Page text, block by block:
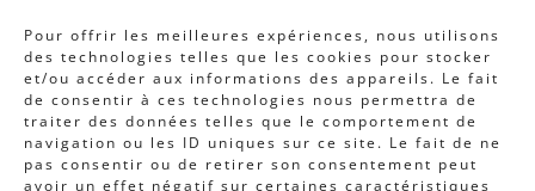
Pour offrir les meilleures expériences, nous utilisons
des technologies telles que les cookies pour stocker
et/ou accéder aux informations des appareils. Le fait
de consentir à ces technologies nous permettra de
traiter des données telles que le comportement de
navigation ou les ID uniques sur ce site. Le fait de ne
pas consentir ou de retirer son consentement peut
avoir un effet négatif sur certaines caractéristiques
Articles
AUTRES INFOS
Actions
Concertation